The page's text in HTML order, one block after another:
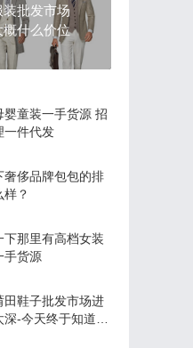
装批发市场
什么价位
婴童装一手货源 招
一件代发
奢侈品牌包包的排
样？
下那里有高档女装
手货源
田鞋子批发市场进
-今天终于知道原